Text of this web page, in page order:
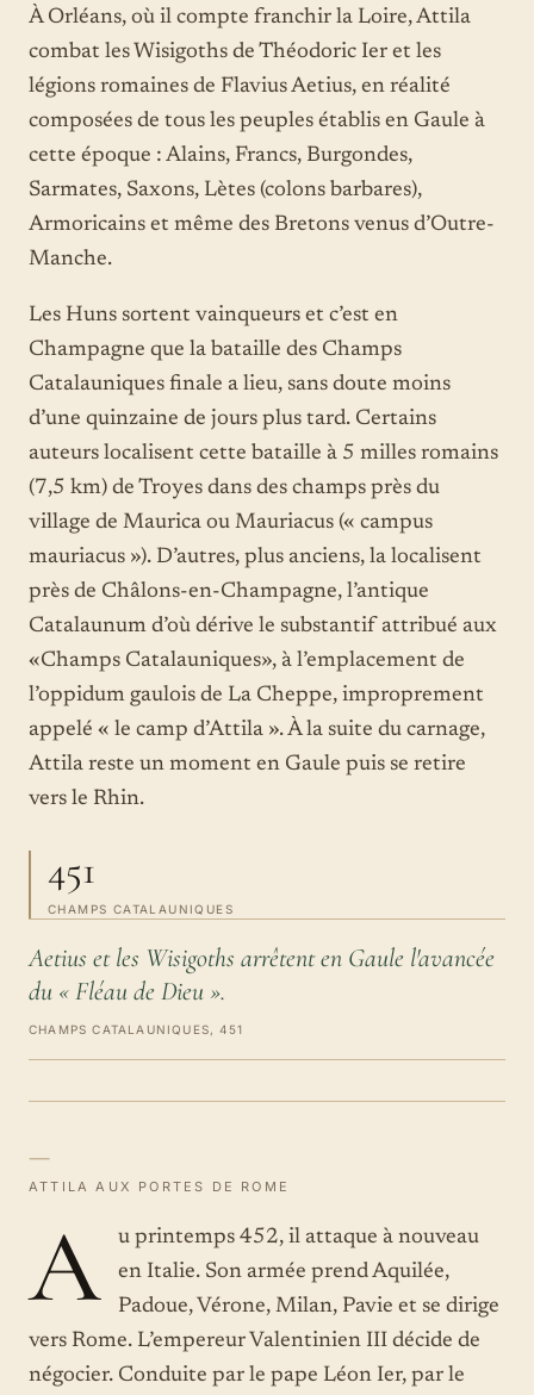
À Orléans, où il compte franchir la Loire, Attila
combat les Wisigoths de Théodoric Ier et les
légions romaines de Flavius Aetius, en réalité
composées de tous les peuples établis en Gaule à
cette époque : Alains, Francs, Burgondes,
Sarmates, Saxons, Lètes (colons barbares),
Armoricains et même des Bretons venus d’Outre-
Manche.
Les Huns sortent vainqueurs et c’est en
Champagne que la bataille des Champs
Catalauniques finale a lieu, sans doute moins
d’une quinzaine de jours plus tard. Certains
auteurs localisent cette bataille à 5 milles romains
(7,5 km) de Troyes dans des champs près du
village de Maurica ou Mauriacus (« campus
mauriacus »). D’autres, plus anciens, la localisent
près de Châlons-en-Champagne, l’antique
Catalaunum d’où dérive le substantif attribué aux
«Champs Catalauniques», à l’emplacement de
l’oppidum gaulois de La Cheppe, improprement
appelé « le camp d’Attila ». À la suite du carnage,
Attila reste un moment en Gaule puis se retire
vers le Rhin.
451
CHAMPS CATALAUNIQUES
Aetius et les Wisigoths arrêtent en Gaule l'avancée
du « Fléau de Dieu ».
CHAMPS CATALAUNIQUES, 451
—
ATTILA AUX PORTES DE ROME
A
u printemps 452, il attaque à nouveau
en Italie. Son armée prend Aquilée,
Padoue, Vérone, Milan, Pavie et se dirige
vers Rome. L’empereur Valentinien III décide de
négocier. Conduite par le pape Léon Ier, par le